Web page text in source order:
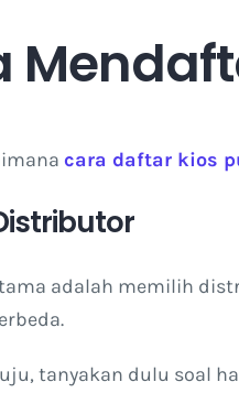
cara daftar kios
adalah memilih
tanyakan dulu soal